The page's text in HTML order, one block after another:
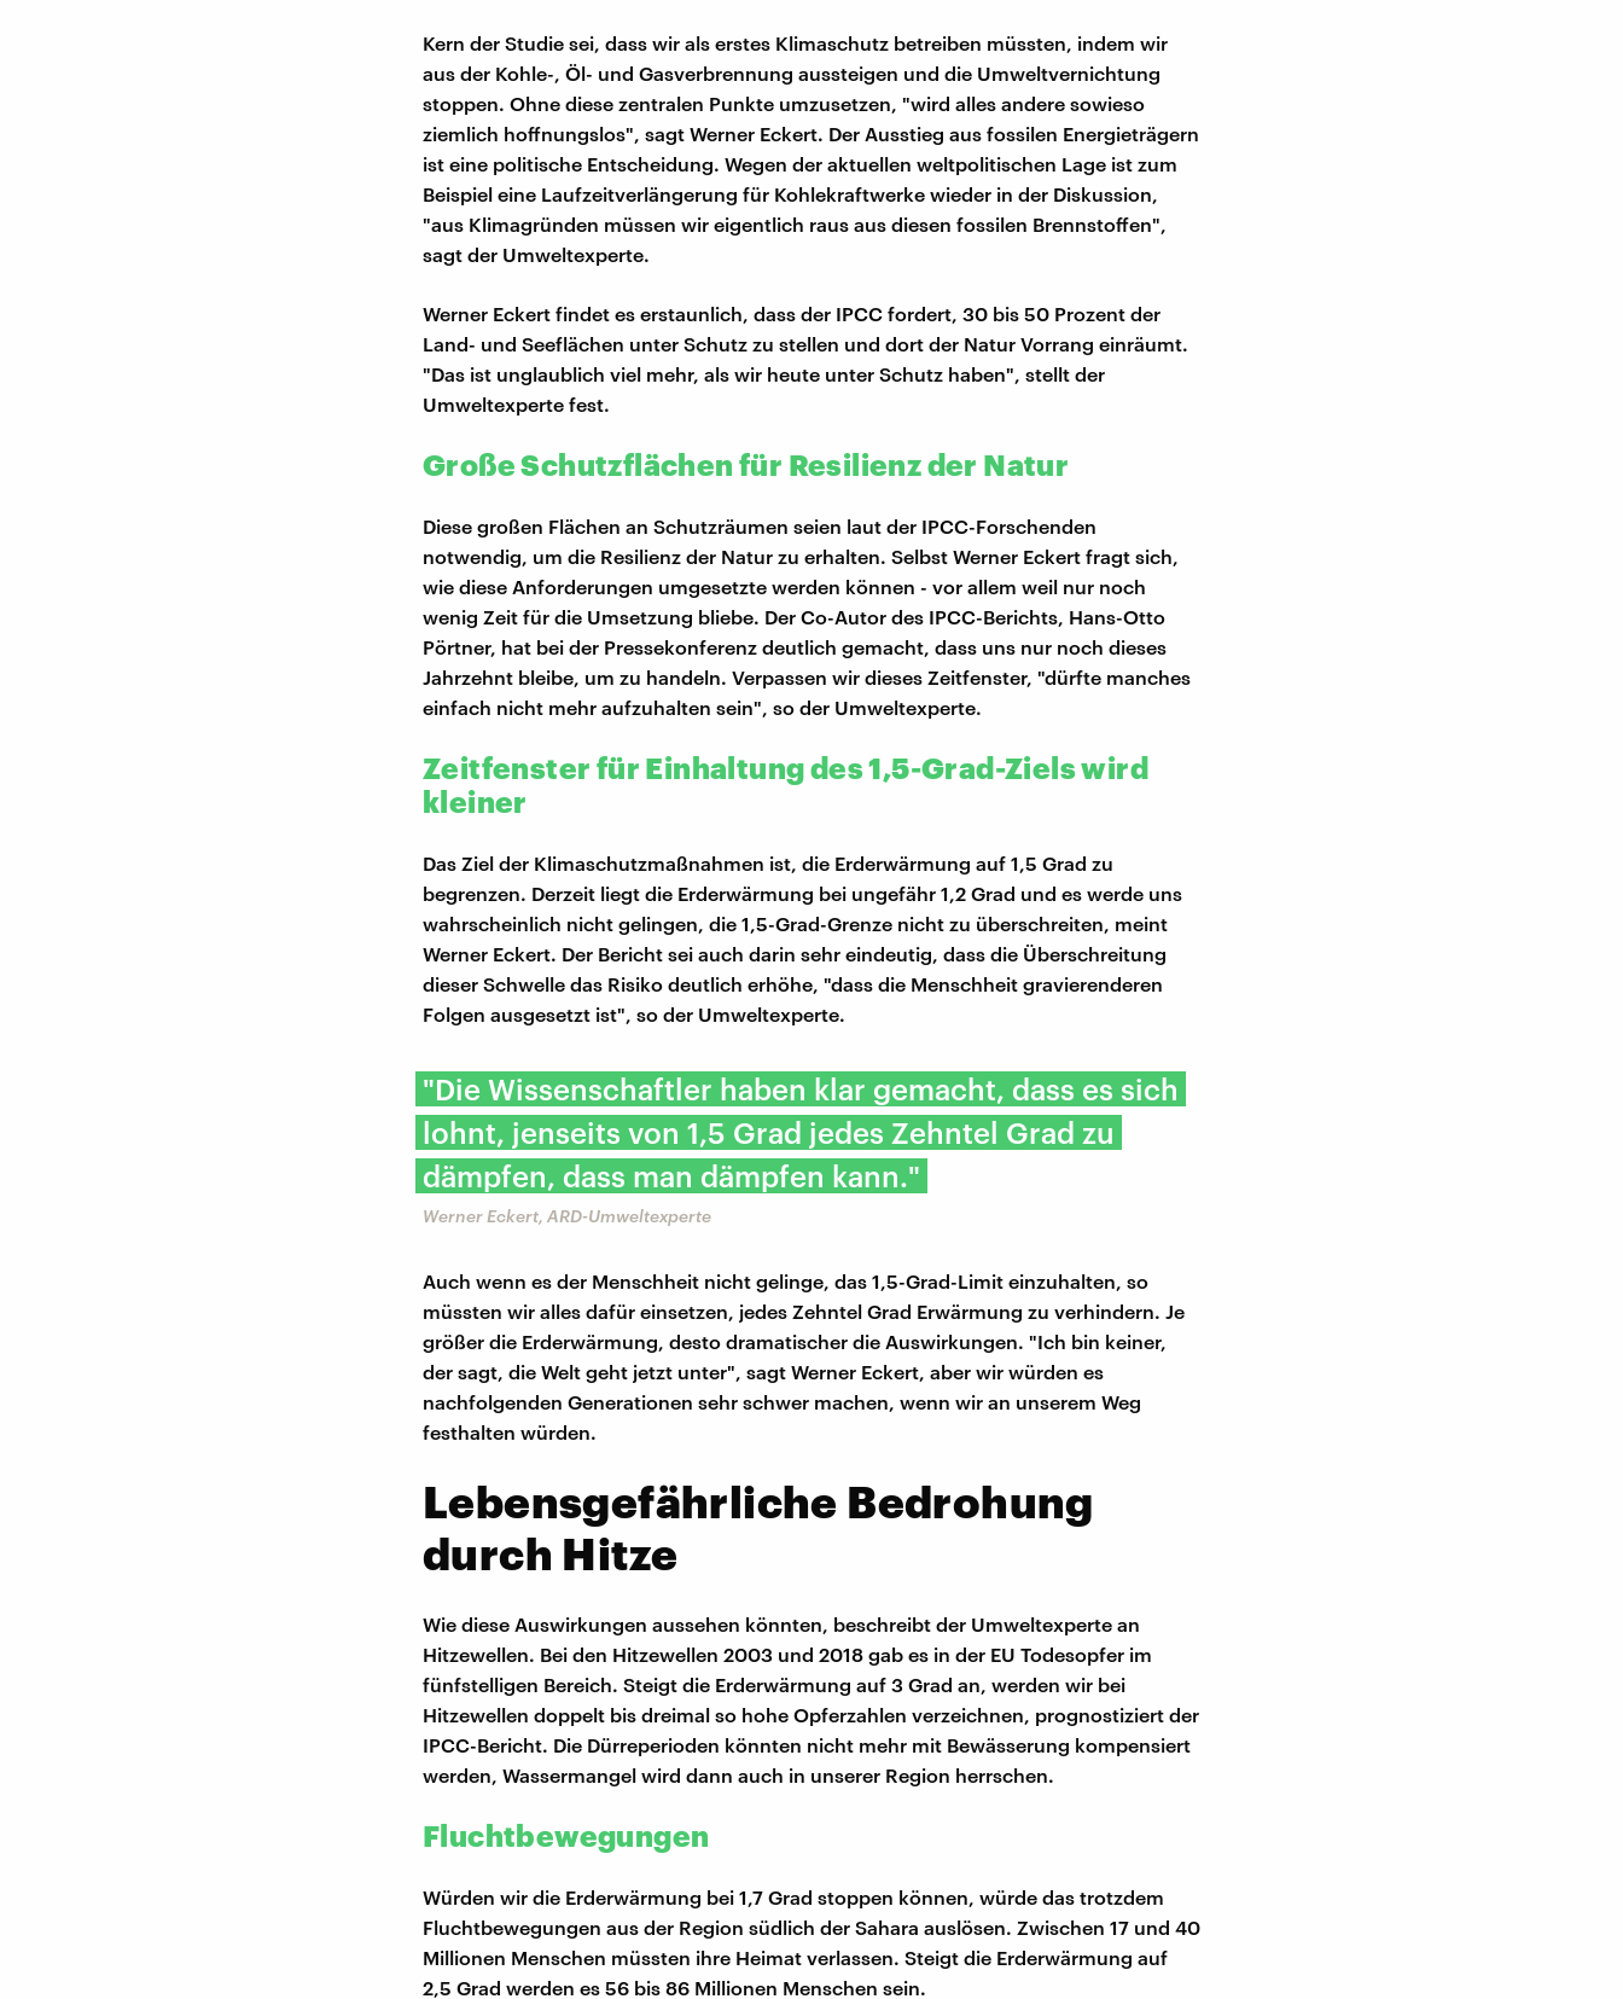
Kern der Studie sei, dass wir als erstes Klimaschutz betreiben müssten, indem wir
aus der Kohle-, Öl- und Gasverbrennung aussteigen und die Umweltvernichtung
stoppen. Ohne diese zentralen Punkte umzusetzen, "wird alles andere sowieso
ziemlich hoffnungslos", sagt Werner Eckert. Der Ausstieg aus fossilen Energieträgern
ist eine politische Entscheidung. Wegen der aktuellen weltpolitischen Lage ist zum
Beispiel eine Laufzeitverlängerung für Kohlekraftwerke wieder in der Diskussion,
"aus Klimagründen müssen wir eigentlich raus aus diesen fossilen Brennstoffen",
sagt der Umweltexperte.
Werner Eckert findet es erstaunlich, dass der IPCC fordert, 30 bis 50 Prozent der
Land- und Seeflächen unter Schutz zu stellen und dort der Natur Vorrang einräumt.
"Das ist unglaublich viel mehr, als wir heute unter Schutz haben", stellt der
Umweltexperte fest.
Große Schutzflächen für Resilienz der Natur
Diese großen Flächen an Schutzräumen seien laut der IPCC-Forschenden
notwendig, um die Resilienz der Natur zu erhalten. Selbst Werner Eckert fragt sich,
wie diese Anforderungen umgesetzte werden können - vor allem weil nur noch
wenig Zeit für die Umsetzung bliebe. Der Co-Autor des IPCC-Berichts, Hans-Otto
Pörtner, hat bei der Pressekonferenz deutlich gemacht, dass uns nur noch dieses
Jahrzehnt bleibe, um zu handeln. Verpassen wir dieses Zeitfenster, "dürfte manches
einfach nicht mehr aufzuhalten sein", so der Umweltexperte.
Zeitfenster für Einhaltung des 1,5-Grad-Ziels wird
kleiner
Das Ziel der Klimaschutzmaßnahmen ist, die Erderwärmung auf 1,5 Grad zu
begrenzen. Derzeit liegt die Erderwärmung bei ungefähr 1,2 Grad und es werde uns
wahrscheinlich nicht gelingen, die 1,5-Grad-Grenze nicht zu überschreiten, meint
Werner Eckert. Der Bericht sei auch darin sehr eindeutig, dass die Überschreitung
dieser Schwelle das Risiko deutlich erhöhe, "dass die Menschheit gravierenderen
Folgen ausgesetzt ist", so der Umweltexperte.
"Die Wissenschaftler haben klar gemacht, dass es sich
lohnt, jenseits von 1,5 Grad jedes Zehntel Grad zu
dämpfen, dass man dämpfen kann."
Werner Eckert, ARD-Umweltexperte
Auch wenn es der Menschheit nicht gelinge, das 1,5-Grad-Limit einzuhalten, so
müssten wir alles dafür einsetzen, jedes Zehntel Grad Erwärmung zu verhindern. Je
größer die Erderwärmung, desto dramatischer die Auswirkungen. "Ich bin keiner,
der sagt, die Welt geht jetzt unter", sagt Werner Eckert, aber wir würden es
nachfolgenden Generationen sehr schwer machen, wenn wir an unserem Weg
festhalten würden.
Lebensgefährliche Bedrohung
durch Hitze
Wie diese Auswirkungen aussehen könnten, beschreibt der Umweltexperte an
Hitzewellen. Bei den Hitzewellen 2003 und 2018 gab es in der EU Todesopfer im
fünfstelligen Bereich. Steigt die Erderwärmung auf 3 Grad an, werden wir bei
Hitzewellen doppelt bis dreimal so hohe Opferzahlen verzeichnen, prognostiziert der
IPCC-Bericht. Die Dürreperioden könnten nicht mehr mit Bewässerung kompensiert
werden, Wassermangel wird dann auch in unserer Region herrschen.
Fluchtbewegungen
Würden wir die Erderwärmung bei 1,7 Grad stoppen können, würde das trotzdem
Fluchtbewegungen aus der Region südlich der Sahara auslösen. Zwischen 17 und 40
Millionen Menschen müssten ihre Heimat verlassen. Steigt die Erderwärmung auf
2,5 Grad werden es 56 bis 86 Millionen Menschen sein.